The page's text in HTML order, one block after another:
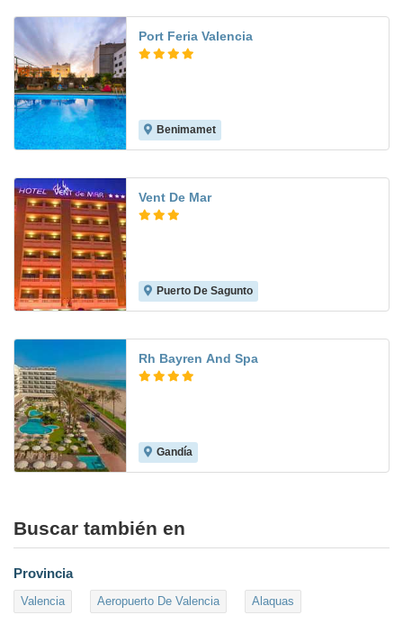
Port Feria Valencia
Benimamet
Vent De Mar
Puerto De Sagunto
Rh Bayren And Spa
Gandía
Buscar también en
Provincia
Valencia Aeropuerto De Valencia Alaquas